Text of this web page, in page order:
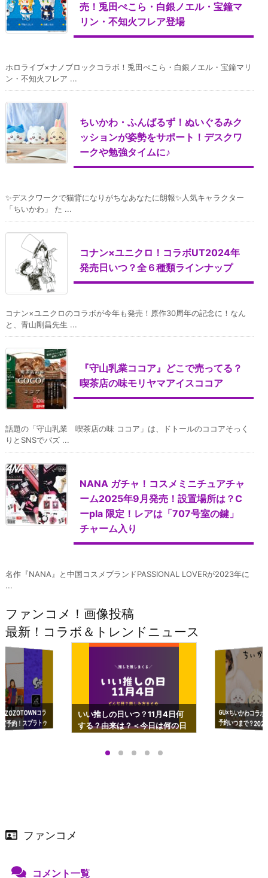
売！兎田ぺこら・白銀ノエル・宝鐘マ
リン・不知火フレア登場
ホロライブ×ナノブロックコラボ！兎田ぺこら・白銀ノエル・宝鐘マリ
ン・不知火フレア ...
ちいかわ・ふんばるず！ぬいぐるみク
ッションが姿勢をサポート！デスクワ
ークや勉強タイムに♪
✨デスクワークで猫背になりがちなあなたに朗報✨人気キャラクター
「ちいかわ」 た ...
コナン×ユニクロ！コラボUT2024年
発売日いつ？全６種類ラインナップ
コナン×ユニクロのコラボが今年も発売！原作30周年の記念に！なん
と、青山剛昌先生 ...
『守山乳業ココア』どこで売ってる？
喫茶店の味モリヤマアイスココア
話題の「守山乳業 喫茶店の味 ココア」は、ドトールのココアそっく
りとSNSでバズ ...
NANA ガチャ！コスメミニチュアチャ
ーム2025年9月発売！設置場所は？C
ーpla 限定！レアは「707号室の鍵」
チャーム入り
名作『NANA』と中国コスメブランドPASSIONAL LOVERが2023年に
...
ファンコメ！画像投稿
最新！コラボ＆トレンドニュース
コラ
予約！スプラトゥ
ップも渋谷Hz
いい推しの日いつ？11月4日何
する？由来は？＜今日は何の日
GU×ちいかわコラ
予約いつまで？
ーチやショルダー
ファンコメ
コメント一覧